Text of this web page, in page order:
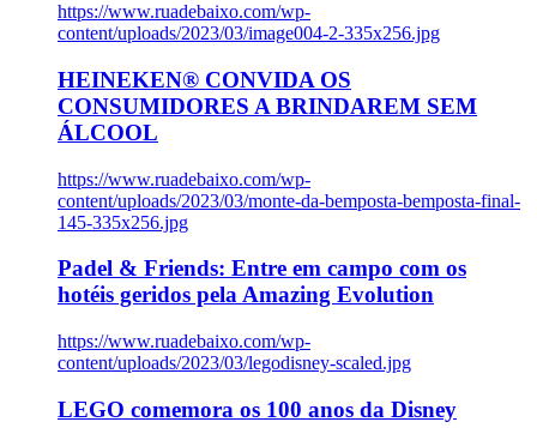
https://www.ruadebaixo.com/wp-
content/uploads/2023/03/image004-2-335x256.jpg
HEINEKEN® CONVIDA OS
CONSUMIDORES A BRINDAREM SEM
ÁLCOOL
https://www.ruadebaixo.com/wp-
content/uploads/2023/03/monte-da-bemposta-bemposta-final-
145-335x256.jpg
Padel & Friends: Entre em campo com os
hotéis geridos pela Amazing Evolution
https://www.ruadebaixo.com/wp-
content/uploads/2023/03/legodisney-scaled.jpg
LEGO comemora os 100 anos da Disney